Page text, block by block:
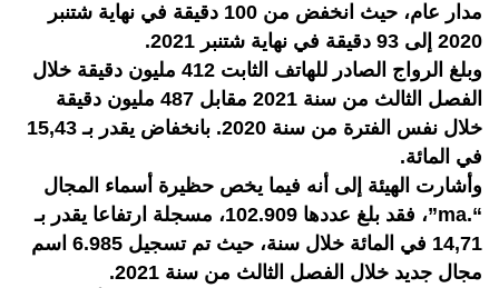
مدار عام، حيث انخفض من 100 دقيقة في نهاية شتنبر
2020 إلى 93 دقيقة في نهاية شتنبر 2021.
وبلغ الرواج الصادر للهاتف الثابت 412 مليون دقيقة خلال
الفصل الثالث من سنة 2021 مقابل 487 مليون دقيقة
خلال نفس الفترة من سنة 2020. بانخفاض يقدر بـ 15,43
في المائة.
وأشارت الهيئة إلى أنه فيما يخص حظيرة أسماء المجال
“.ma”، فقد بلغ عددها 102.909، مسجلة ارتفاعا يقدر بـ
14,71 في المائة خلال سنة، حيث تم تسجيل 6.985 اسم
مجال جديد خلال الفصل الثالث من سنة 2021.